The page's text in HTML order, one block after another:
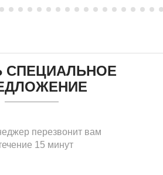
СПЕЦИАЛЬНОЕ
перезвонит вам
15 минут